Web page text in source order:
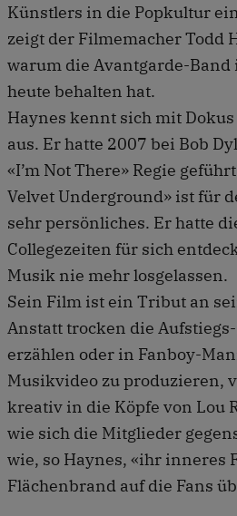
Künstlers in die Popkultur
zeigt der Filmemacher Todd
warum die Avantgarde-
heute behalten hat.
Haynes kennt sich mit
aus. Er hatte 2007 bei Bob
«I’m Not There» Regie
Velvet Underground» ist für
sehr persönliches. Er hatte
Collegezeiten für sich
Musik nie mehr losgelassen.
Sein Film ist ein Tribut an
Anstatt trocken die
erzählen oder in Fanboy-
Musikvideo zu produzieren,
kreativ in die Köpfe von Lou
wie sich die Mitglieder
wie, so Haynes, «ihr inneres
Flächenbrand auf die Fans